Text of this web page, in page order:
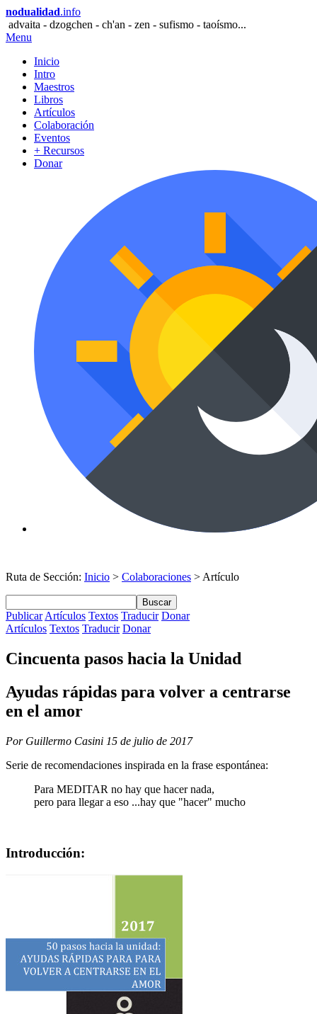
nodualidad.info
advaita - dzogchen - ch'an - zen - sufismo - taoísmo...
Menu
Inicio
Intro
Maestros
Libros
Artículos
Colaboración
Eventos
+ Recursos
Donar
Ruta de Sección: Inicio > Colaboraciones > Artículo
Buscar
Publicar Artículos Textos Traducir Donar
Artículos Textos Traducir Donar
Cincuenta pasos hacia la Unidad
Ayudas rápidas para volver a centrarse
en el amor
Por Guillermo Casini 15 de julio de 2017
Serie de recomendaciones inspirada en la frase espontánea:
Para MEDITAR no hay que hacer nada,
pero para llegar a eso ...hay que "hacer" mucho
Introducción: